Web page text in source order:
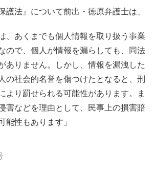
法』について前出・徳原弁護士は、
、あくまでも個人情報を取り扱う事業
ので、個人が情報を漏らしても、同法
ありません。しかし、情報を漏洩した
の社会的名誉を傷つけたとなると、刑
より罰せられる可能性があります。ま
害などを理由として、民事上の損害賠
能性もあります」